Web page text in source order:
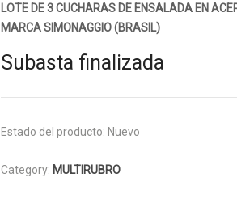
LOTE DE 3 CUCHARAS DE ENSALADA EN
MARCA SIMONAGGIO (BRASIL)
Subasta finalizada
Estado del producto: Nuevo
Category: MULTIRUBRO